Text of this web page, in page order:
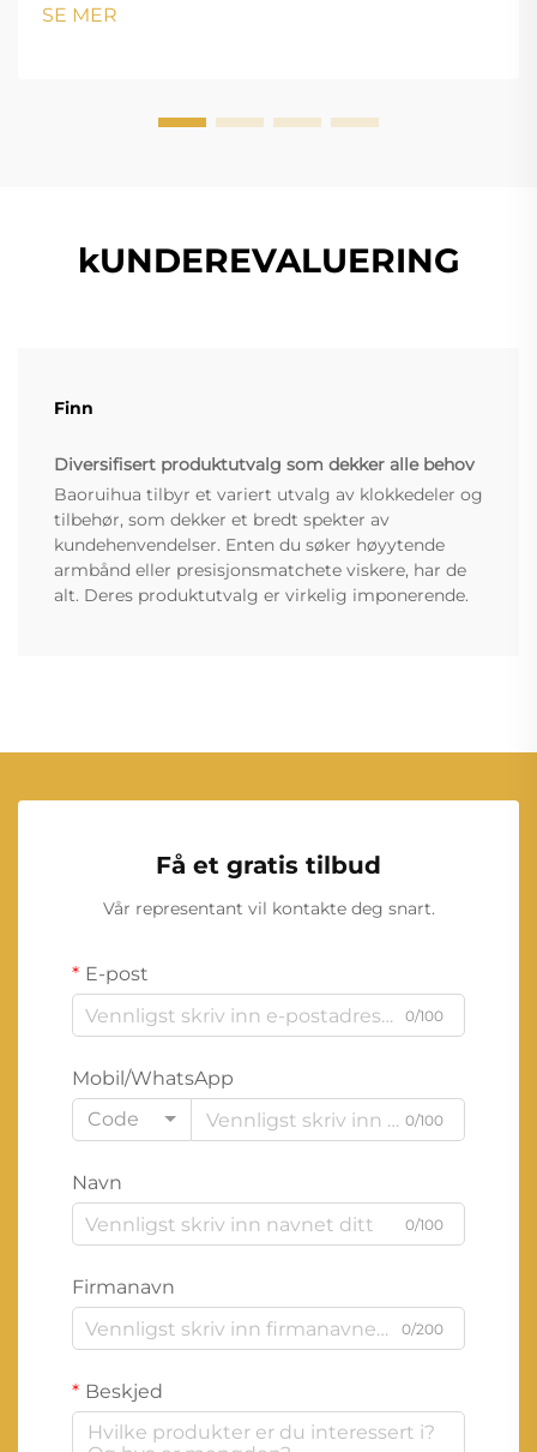
!important; font-v...
SE MER
kUNDEREVALUERING
Finn
Diversifisert produktutvalg som dekker alle behov
Baoruihua tilbyr et variert utvalg av klokkedeler og
tilbehør, som dekker et bredt spekter av
kundehenvendelser. Enten du søker høyytende
armbånd eller presisjonsmatchete viskere, har de
alt. Deres produktutvalg er virkelig imponerende.
Få et gratis tilbud
Vår representant vil kontakte deg snart.
E-post
0/100
Mobil/WhatsApp
Code
0/100
Navn
0/100
Firmanavn
0/200
Beskjed